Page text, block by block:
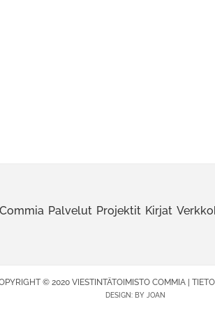
Palvelut Projektit Kirjat
© 2020 VIESTINTÄTOIMISTO COMMIA |
DESIGN: BY JOAN